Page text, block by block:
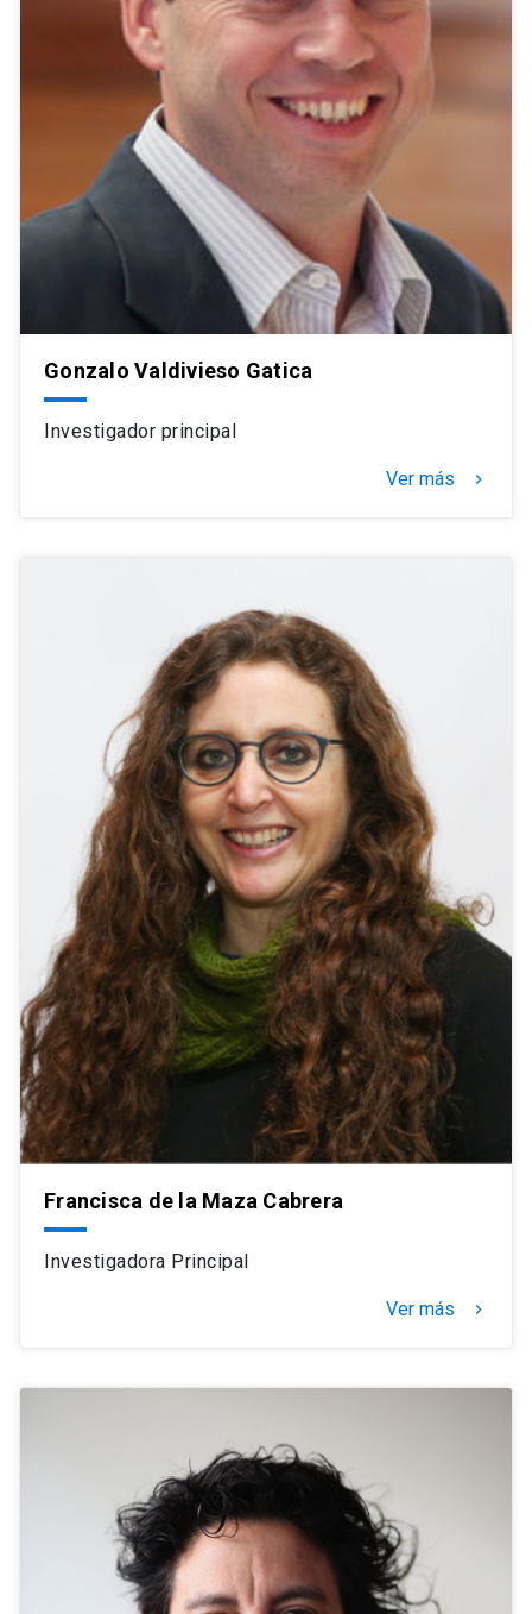
Gonzalo Valdivieso Gatica
Investigador principal
Ver más navigate_next
Francisca de la Maza Cabrera
Investigadora Principal
Ver más navigate_next